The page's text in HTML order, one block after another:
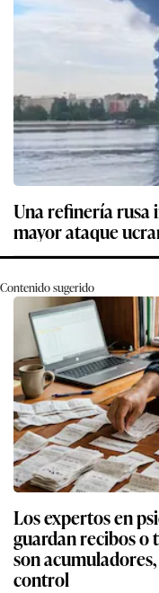
Una refinería rusa
mayor ataque
Contenido sugerido
Los expertos en
guardan recibos o
son
control